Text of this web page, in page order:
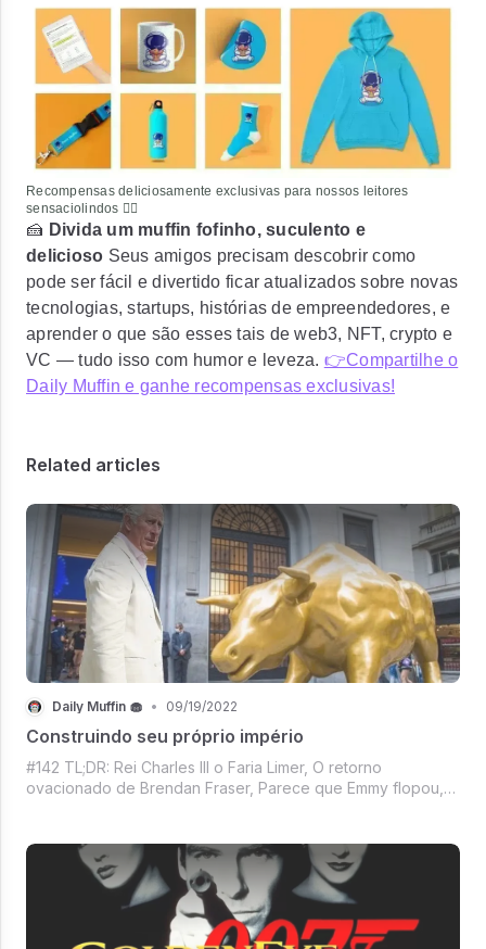
Recompensas deliciosamente exclusivas para nossos leitores
sensaciolindos ❤️‍🔥
🍰 Divida um muffin fofinho, suculento e
delicioso Seus amigos precisam descobrir como
pode ser fácil e divertido ficar atualizados sobre novas
tecnologias, startups, histórias de empreendedores, e
aprender o que são esses tais de web3, NFT, crypto e
VC — tudo isso com humor e leveza. 👉Compartilhe o
Daily Muffin e ganhe recompensas exclusivas!
Related articles
Daily Muffin 🧁 • 09/19/2022
Construindo seu próprio império
#142 TL;DR: Rei Charles III o Faria Limer, O retorno
ovacionado de Brendan Fraser, Parece que Emmy flopou,
Crypto na vibe descontrolado e é segunda